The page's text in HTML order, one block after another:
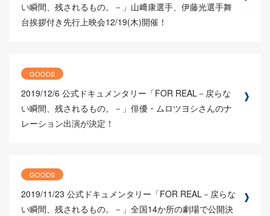
い瞬間、残されるもの。－」山﨑康選手、伊藤光選手舞
台挨拶付き先行上映会12/19(木)開催！
GOODS
2019/12/6 公式ドキュメンタリー「FOR REAL－戻らな
い瞬間、残されるもの。－」俳優・ムロツヨシさんのナ
レーション出演が決定！
GOODS
2019/11/23 公式ドキュメンタリー「FOR REAL－戻らな
い瞬間、残されるもの。－」全国14か所の劇場で公開決